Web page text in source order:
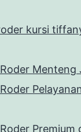
kursi
Menteng
Premium